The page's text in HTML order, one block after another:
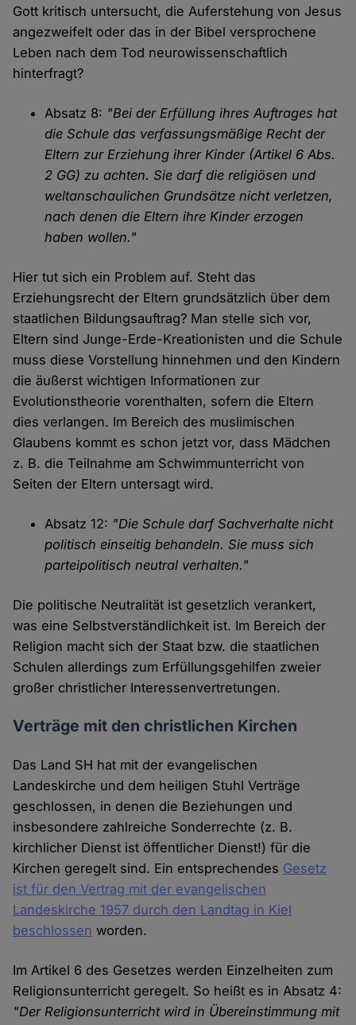
Gott kritisch untersucht, die Auferstehung von Jesus
angezweifelt oder das in der Bibel versprochene
Leben nach dem Tod neurowissenschaftlich
hinterfragt?
Absatz 8: "Bei der Erfüllung ihres Auftrages hat
die Schule das verfassungsmäßige Recht der
Eltern zur Erziehung ihrer Kinder (Artikel 6 Abs.
2 GG) zu achten. Sie darf die religiösen und
weltanschaulichen Grundsätze nicht verletzen,
nach denen die Eltern ihre Kinder erzogen
haben wollen."
Hier tut sich ein Problem auf. Steht das
Erziehungsrecht der Eltern grundsätzlich über dem
staatlichen Bildungsauftrag? Man stelle sich vor,
Eltern sind Junge-Erde-Kreationisten und die Schule
muss diese Vorstellung hinnehmen und den Kindern
die äußerst wichtigen Informationen zur
Evolutionstheorie vorenthalten, sofern die Eltern
dies verlangen. Im Bereich des muslimischen
Glaubens kommt es schon jetzt vor, dass Mädchen
z. B. die Teilnahme am Schwimmunterricht von
Seiten der Eltern untersagt wird.
Absatz 12: "Die Schule darf Sachverhalte nicht
politisch einseitig behandeln. Sie muss sich
parteipolitisch neutral verhalten."
Die politische Neutralität ist gesetzlich verankert,
was eine Selbstverständlichkeit ist. Im Bereich der
Religion macht sich der Staat bzw. die staatlichen
Schulen allerdings zum Erfüllungsgehilfen zweier
großer christlicher Interessenvertretungen.
Verträge mit den christlichen Kirchen
Das Land SH hat mit der evangelischen
Landeskirche und dem heiligen Stuhl Verträge
geschlossen, in denen die Beziehungen und
insbesondere zahlreiche Sonderrechte (z. B.
kirchlicher Dienst ist öffentlicher Dienst!) für die
Kirchen geregelt sind. Ein entsprechendes Gesetz
ist für den Vertrag mit der evangelischen
Landeskirche 1957 durch den Landtag in Kiel
beschlossen worden.
Im Artikel 6 des Gesetzes werden Einzelheiten zum
Religionsunterricht geregelt. So heißt es in Absatz 4:
"Der Religionsunterricht wird in Übereinstimmung mit